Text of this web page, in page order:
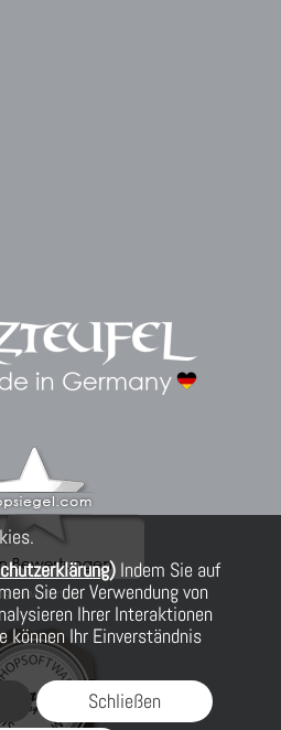
Indem Sie auf
Sie der Verwendung von
Ihrer Interaktionen
können Ihr Einverständnis
Schließen